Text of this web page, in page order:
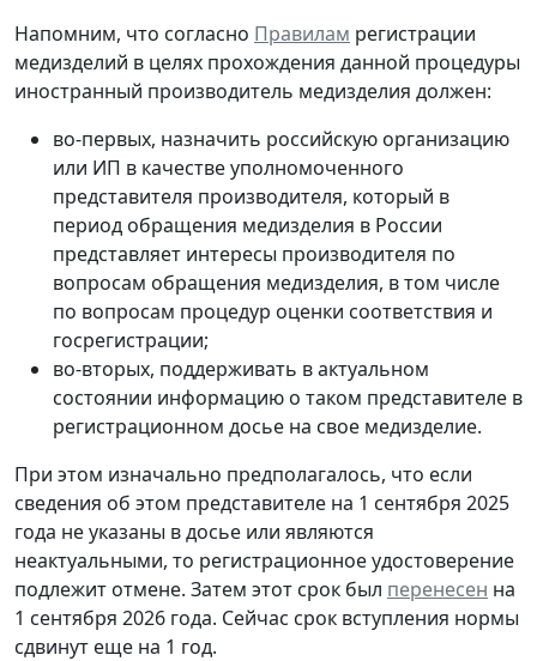
Напомним, что согласно Правилам регистрации
медизделий в целях прохождения данной процедуры
иностранный производитель медизделия должен:
во-первых, назначить российскую организацию
или ИП в качестве уполномоченного
представителя производителя, который в
период обращения медизделия в России
представляет интересы производителя по
вопросам обращения медизделия, в том числе
по вопросам процедур оценки соответствия и
госрегистрации;
во-вторых, поддерживать в актуальном
состоянии информацию о таком представителе в
регистрационном досье на свое медизделие.
При этом изначально предполагалось, что если
сведения об этом представителе на 1 сентября 2025
года не указаны в досье или являются
неактуальными, то регистрационное удостоверение
подлежит отмене. Затем этот срок был перенесен на
1 сентября 2026 года. Сейчас срок вступления нормы
сдвинут еще на 1 год.